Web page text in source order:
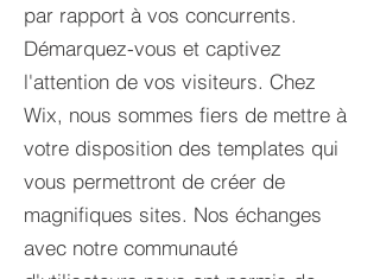
par rapport à vos concurrents.
Démarquez-vous et captivez
l'attention de vos visiteurs. Chez
Wix, nous sommes fiers de mettre à
votre disposition des templates qui
vous permettront de créer de
magnifiques sites. Nos échanges
avec notre communauté